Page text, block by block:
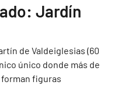
Jardín
de Valdeiglesias (60
único donde más de
figuras